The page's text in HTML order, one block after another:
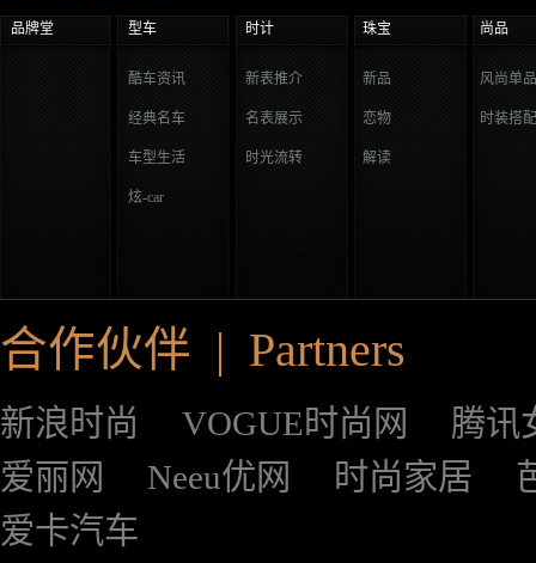
品牌堂 型车 时计 珠宝 尚品
酷车资讯
经典名车
车型生活
炫-car
新表推介
名表展示
时光流转
新品
恋物
解读
风尚单品
时装搭配
合作伙伴 | Partners
新浪时尚 VOGUE时尚网
腾讯
爱丽网
Neeu优网 时尚家居
爱卡汽车